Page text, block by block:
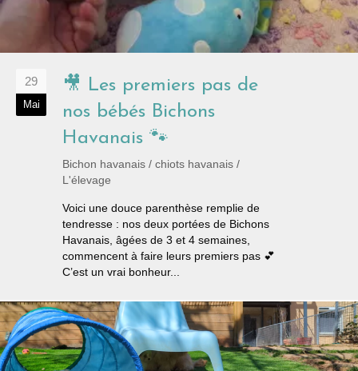
29
Mai
🎥 Les premiers pas de
nos bébés Bichons
Havanais 🐾
Bichon havanais / chiots havanais /
L'élevage
Voici une douce parenthèse remplie de
tendresse : nos deux portées de Bichons
Havanais, âgées de 3 et 4 semaines,
commencent à faire leurs premiers pas 💕
C’est un vrai bonheur...